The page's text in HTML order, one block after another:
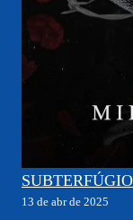
13 de abr de 2025